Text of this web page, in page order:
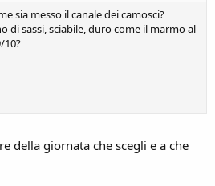
sia messo il canale dei camosci?
di sassi, sciabile, duro come il marmo al
10?
della giornata che scegli e a che